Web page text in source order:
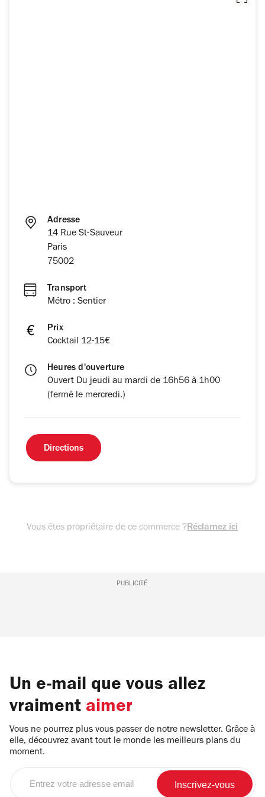
Adresse
14 Rue St-Sauveur
Paris
75002
Transport
Métro : Sentier
Prix
Cocktail 12-15€
Heures d'ouverture
Ouvert Du jeudi au mardi de 16h56 à 1h00
(fermé le mercredi.)
Directions
Vous êtes propriétaire de ce commerce ?Réclamez ici
PUBLICITÉ
Un e-mail que vous allez
vraiment aimer
Vous ne pourrez plus vous passer de notre newsletter. Grâce à
elle, découvrez avant tout le monde les meilleurs plans du
moment.